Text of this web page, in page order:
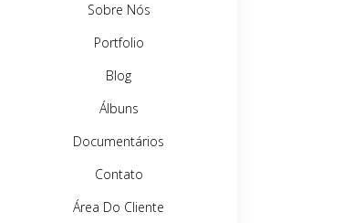
Sobre Nós
Portfolio
Blog
Álbuns
Documentários
Contato
Área Do Cliente